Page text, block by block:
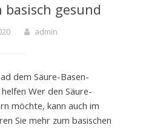
basisch gesund
admin
dem Säure-Basen-
Wer den Säure-
möchte, kann auch im
Sie mehr zum basischen